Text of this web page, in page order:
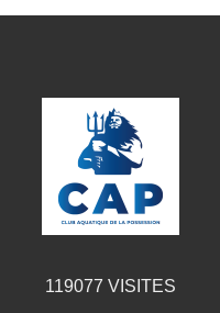
119077 VISITES